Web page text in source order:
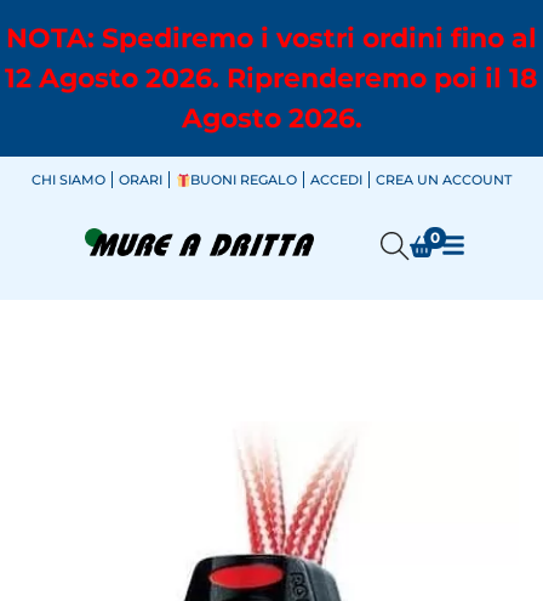
NOTA: Spediremo i vostri ordini fino al
12 Agosto 2026. Riprenderemo poi il 18
Agosto 2026.
CHI SIAMO ORARI BUONI REGALO ACCEDI CREA UN ACCOUNT
0